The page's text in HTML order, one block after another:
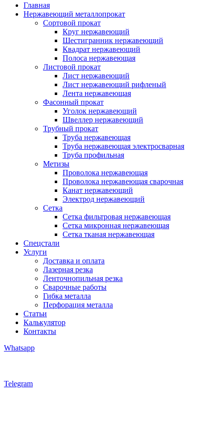
Главная
Нержавеющий металлопрокат
Сортовой прокат
Круг нержавеющий
Шестигранник нержавеющий
Квадрат нержавеющий
Полоса нержавеющая
Листовой прокат
Лист нержавеющий
Лист нержавеющий рифленый
Лента нержавеющая
Фасонный прокат
Уголок нержавеющий
Швеллер нержавеющий
Трубный прокат
Труба нержавеющая
Труба нержавеющая электросварная
Труба профильная
Метизы
Проволока нержавеющая
Проволока нержавеющая сварочная
Канат нержавеющий
Электрод нержавеющий
Сетка
Сетка фильтровая нержавеющая
Сетка микронная нержавеющая
Сетка тканая нержавеющая
Спецстали
Услуги
Доставка и оплата
Лазерная резка
Ленточнопильная резка
Сварочные работы
Гибка металла
Перфорация металла
Статьи
Калькулятор
Контакты
Whatsapp
Telegram